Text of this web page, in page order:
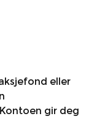
eller
gir deg